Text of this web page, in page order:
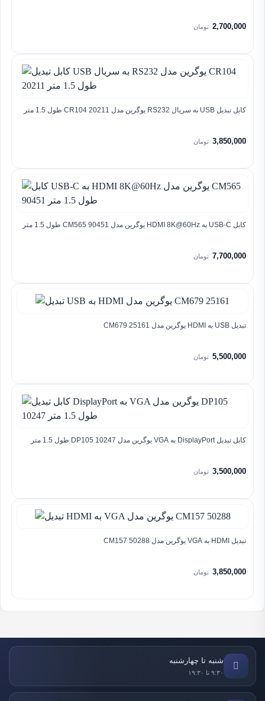
2,700,000 تومان
کابل تبدیل USB به سریال RS232 یوگرین مدل CR104 20211 طول 1.5 متر
3,850,000 تومان
کابل USB-C به HDMI 8K@60Hz یوگرین مدل CM565 90451 طول 1.5 متر
7,700,000 تومان
تبدیل USB به HDMI یوگرین مدل CM679 25161
5,500,000 تومان
کابل تبدیل DisplayPort به VGA یوگرین مدل DP105 10247 طول 1.5 متر
3,500,000 تومان
تبدیل HDMI به VGA یوگرین مدل CM157 50288
3,850,000 تومان
شنبه تا چهارشنبه
۹:۳۰ تا ۱۹:۳۰